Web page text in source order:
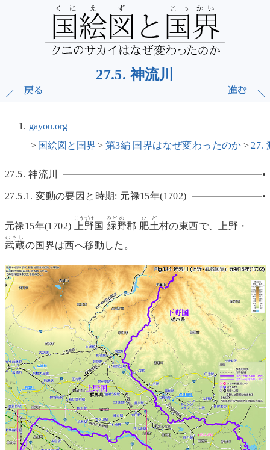
27.5. 神流川
gayou.org
国絵図と国界
第3編 国界はなぜ変わったのか 27.
27.5. 神流川
27.5.1. 変動の要因と時期: 元禄15年(1702)
元禄15年(1702) 上野
こうずけ
国 緑
みど
野
の
郡 肥
ひ
土
ど
村の東西で、上野・
武蔵
むさし
の国界は西へ移動した。